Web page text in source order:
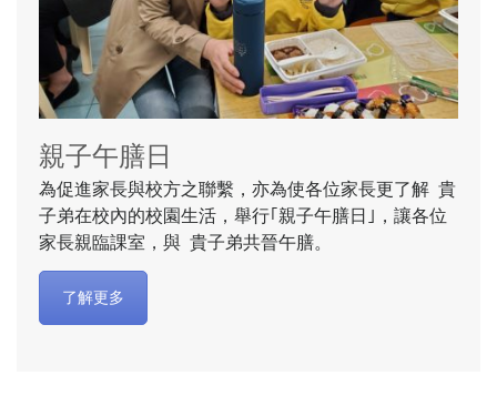
親子午膳日
為促進家長與校方之聯繫，亦為使各位家長更了解 貴
子弟在校內的校園生活，舉行｢親子午膳日｣，讓各位
家長親臨課室，與 貴子弟共晉午膳。
了解更多